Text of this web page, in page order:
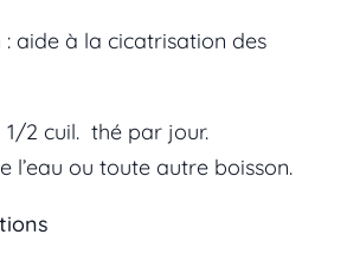
aide à la cicatrisation des
2 cuil. thé par jour.
l’eau ou toute autre boisson.